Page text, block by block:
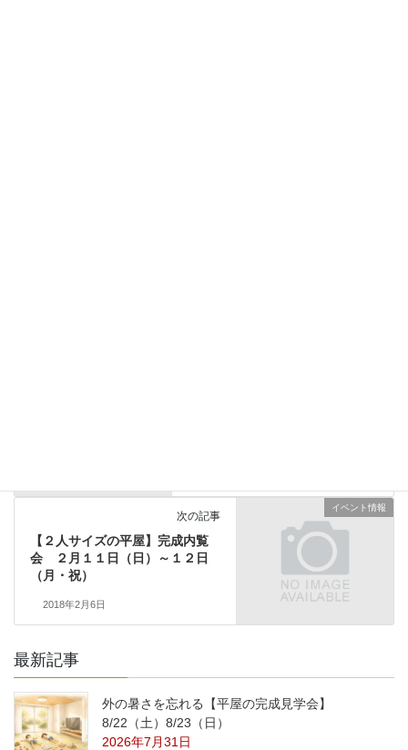
イベント情報
次の記事
【２人サイズの平屋】完成内覧
会 ２月１１日（日）～１２日
（月・祝）
2018年2月6日
最新記事
外の暑さを忘れる【平屋の完成見学会】
8/22（土）8/23（日）
2026年7月31日